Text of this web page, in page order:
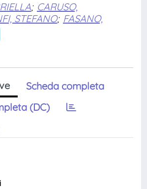
; CARUSO,
STEFANO; FASANO,
Scheda completa
(DC)